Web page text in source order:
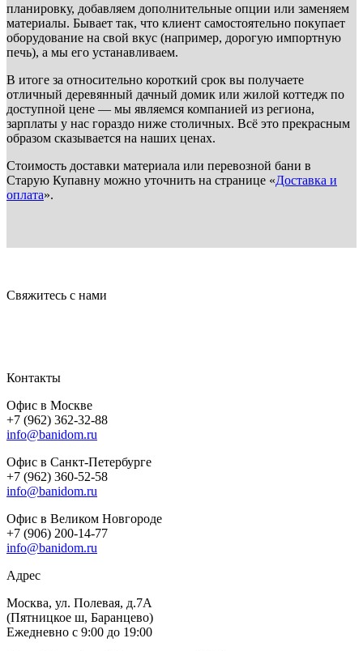
планировку, добавляем дополнительные опции или заменяем
материалы. Бывает так, что клиент самостоятельно покупает
оборудование на свой вкус (например, дорогую импортную
печь), а мы его устанавливаем.
В итоге за относительно короткий срок вы получаете
отличный деревянный дачный домик или жилой коттедж по
доступной цене — мы являемся компанией из региона,
зарплаты у нас гораздо ниже столичных. Всё это прекрасным
образом сказывается на наших ценах.
Стоимость доставки материала или перевозной бани в
Старую Купавну можно уточнить на странице «Доставка и
оплата».
Свяжитесь с нами
Контакты
Офис в Москве
+7 (962) 362-32-88
info@banidom.ru
Офис в Санкт-Петербурге
+7 (962) 360-52-58
info@banidom.ru
Офис в Великом Новгороде
+7 (906) 200-14-77
info@banidom.ru
Адрес
Москва, ул. Полевая, д.7А
(Пятницкое ш, Баранцево)
Ежедневно с 9:00 до 19:00